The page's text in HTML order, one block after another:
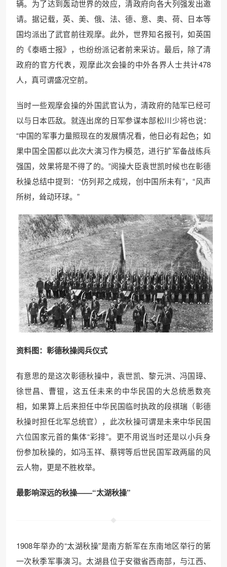
辆。为了达到轰动世界的效应，清政府向各大列强发出邀
请。据记载，英、美、俄、法、德、意、奥、荷、日本等
国均派出了武官前往观摩。此外，世界知名报刊，如英国
的《泰晤士报》，也纷纷派记者前来采访。最后，除了清
政府的官方代表，观摩此次会操的中外各界人士共计478
人，真可谓盛况空前。
当时一些观摩会操的外国武官认为，清政府的陆军已经可
以与日本匹敌。就连出席的日军参谋本部松川少将也说：
“中国的军事力量照现在的发展情况看，他日必有起色；如
果中国全国都以此次大演习作为模范，进行扩军备战练兵
强国，效果将是不得了的。”阅操大臣袁世凯时候也在彰德
秋操总结中提到：“仿列邦之成规，创中国所未有”，“风声
所树，耸动环球。”
资料图：彰德秋操阅兵仪式
有意思的是这次彰德秋操中，袁世凯、黎元洪、冯国璋、
徐世昌、曹锟，这五任未来的中华民国的大总统悉数亮
相，如果算上后来担任中华民国临时执政的段祺瑞（彰德
秋操时担任北军总统官），此次秋操可谓是未来中华民国
六位国家元首的集体“彩排”。更不用说当时还是以小兵身
份参加秋操的，如冯玉祥、蔡锷等后世民国军政两届的风
云人物，更是不胜枚举。
最影响深远的秋操——“太湖秋操”
1908年举办的“太湖秋操”是南方新军在东南地区举行的第
一次秋季军事演习。太湖县位于安徽省西南部，与江西、